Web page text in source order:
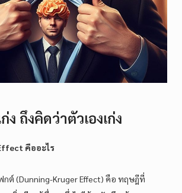
ง ถึงคิดว่าตัวเองเก่ง
คืออะไร
กต์ (Dunning-Kruger Effect) คือ ทฤษฎีที่